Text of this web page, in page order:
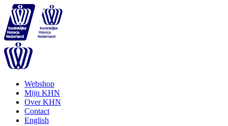
Webshop
Mijn KHN
Over KHN
Contact
English